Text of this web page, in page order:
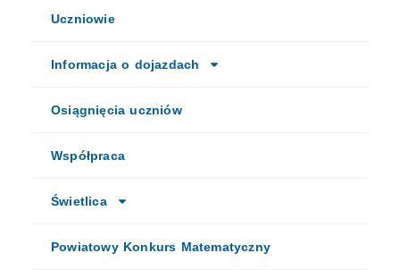
Uczniowie
Informacja o dojazdach
Osiągnięcia uczniów
Współpraca
Świetlica
Powiatowy Konkurs Matematyczny